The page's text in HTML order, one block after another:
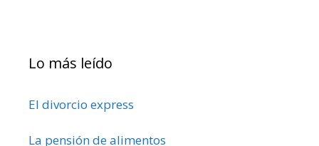
Lo más leído
El divorcio express
La pensión de alimentos